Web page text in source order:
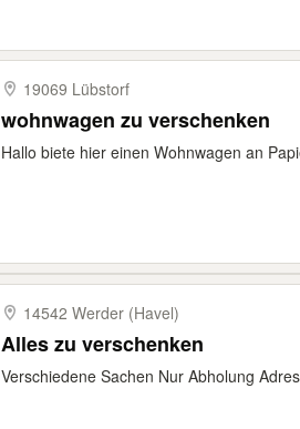
19069 Lübstorf
wohnwagen zu verschenken
Hallo biete hier einen Wohnwagen an
14542 Werder (Havel)
Alles zu verschenken
Verschiedene Sachen Nur Abholung